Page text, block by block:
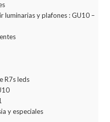
luminarias y plafones : GU10 –
R7s leds
y especiales